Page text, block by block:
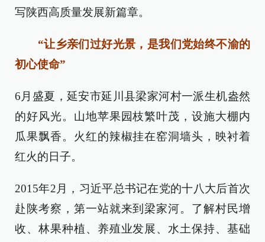
写陕西高质量发展新篇章。
“让乡亲们过好光景，是我们党始终不渝的
初心使命”
6月盛夏，延安市延川县梁家河村一派生机盎然
的好风光。山地苹果园枝繁叶茂，设施大棚内
瓜果飘香。火红的辣椒挂在窑洞墙头，映衬着
红火的日子。
2015年2月，习近平总书记在党的十八大后首次
赴陕考察，第一站就来到梁家河。了解村民增
收、林果种植、养殖业发展、水土保持、基础